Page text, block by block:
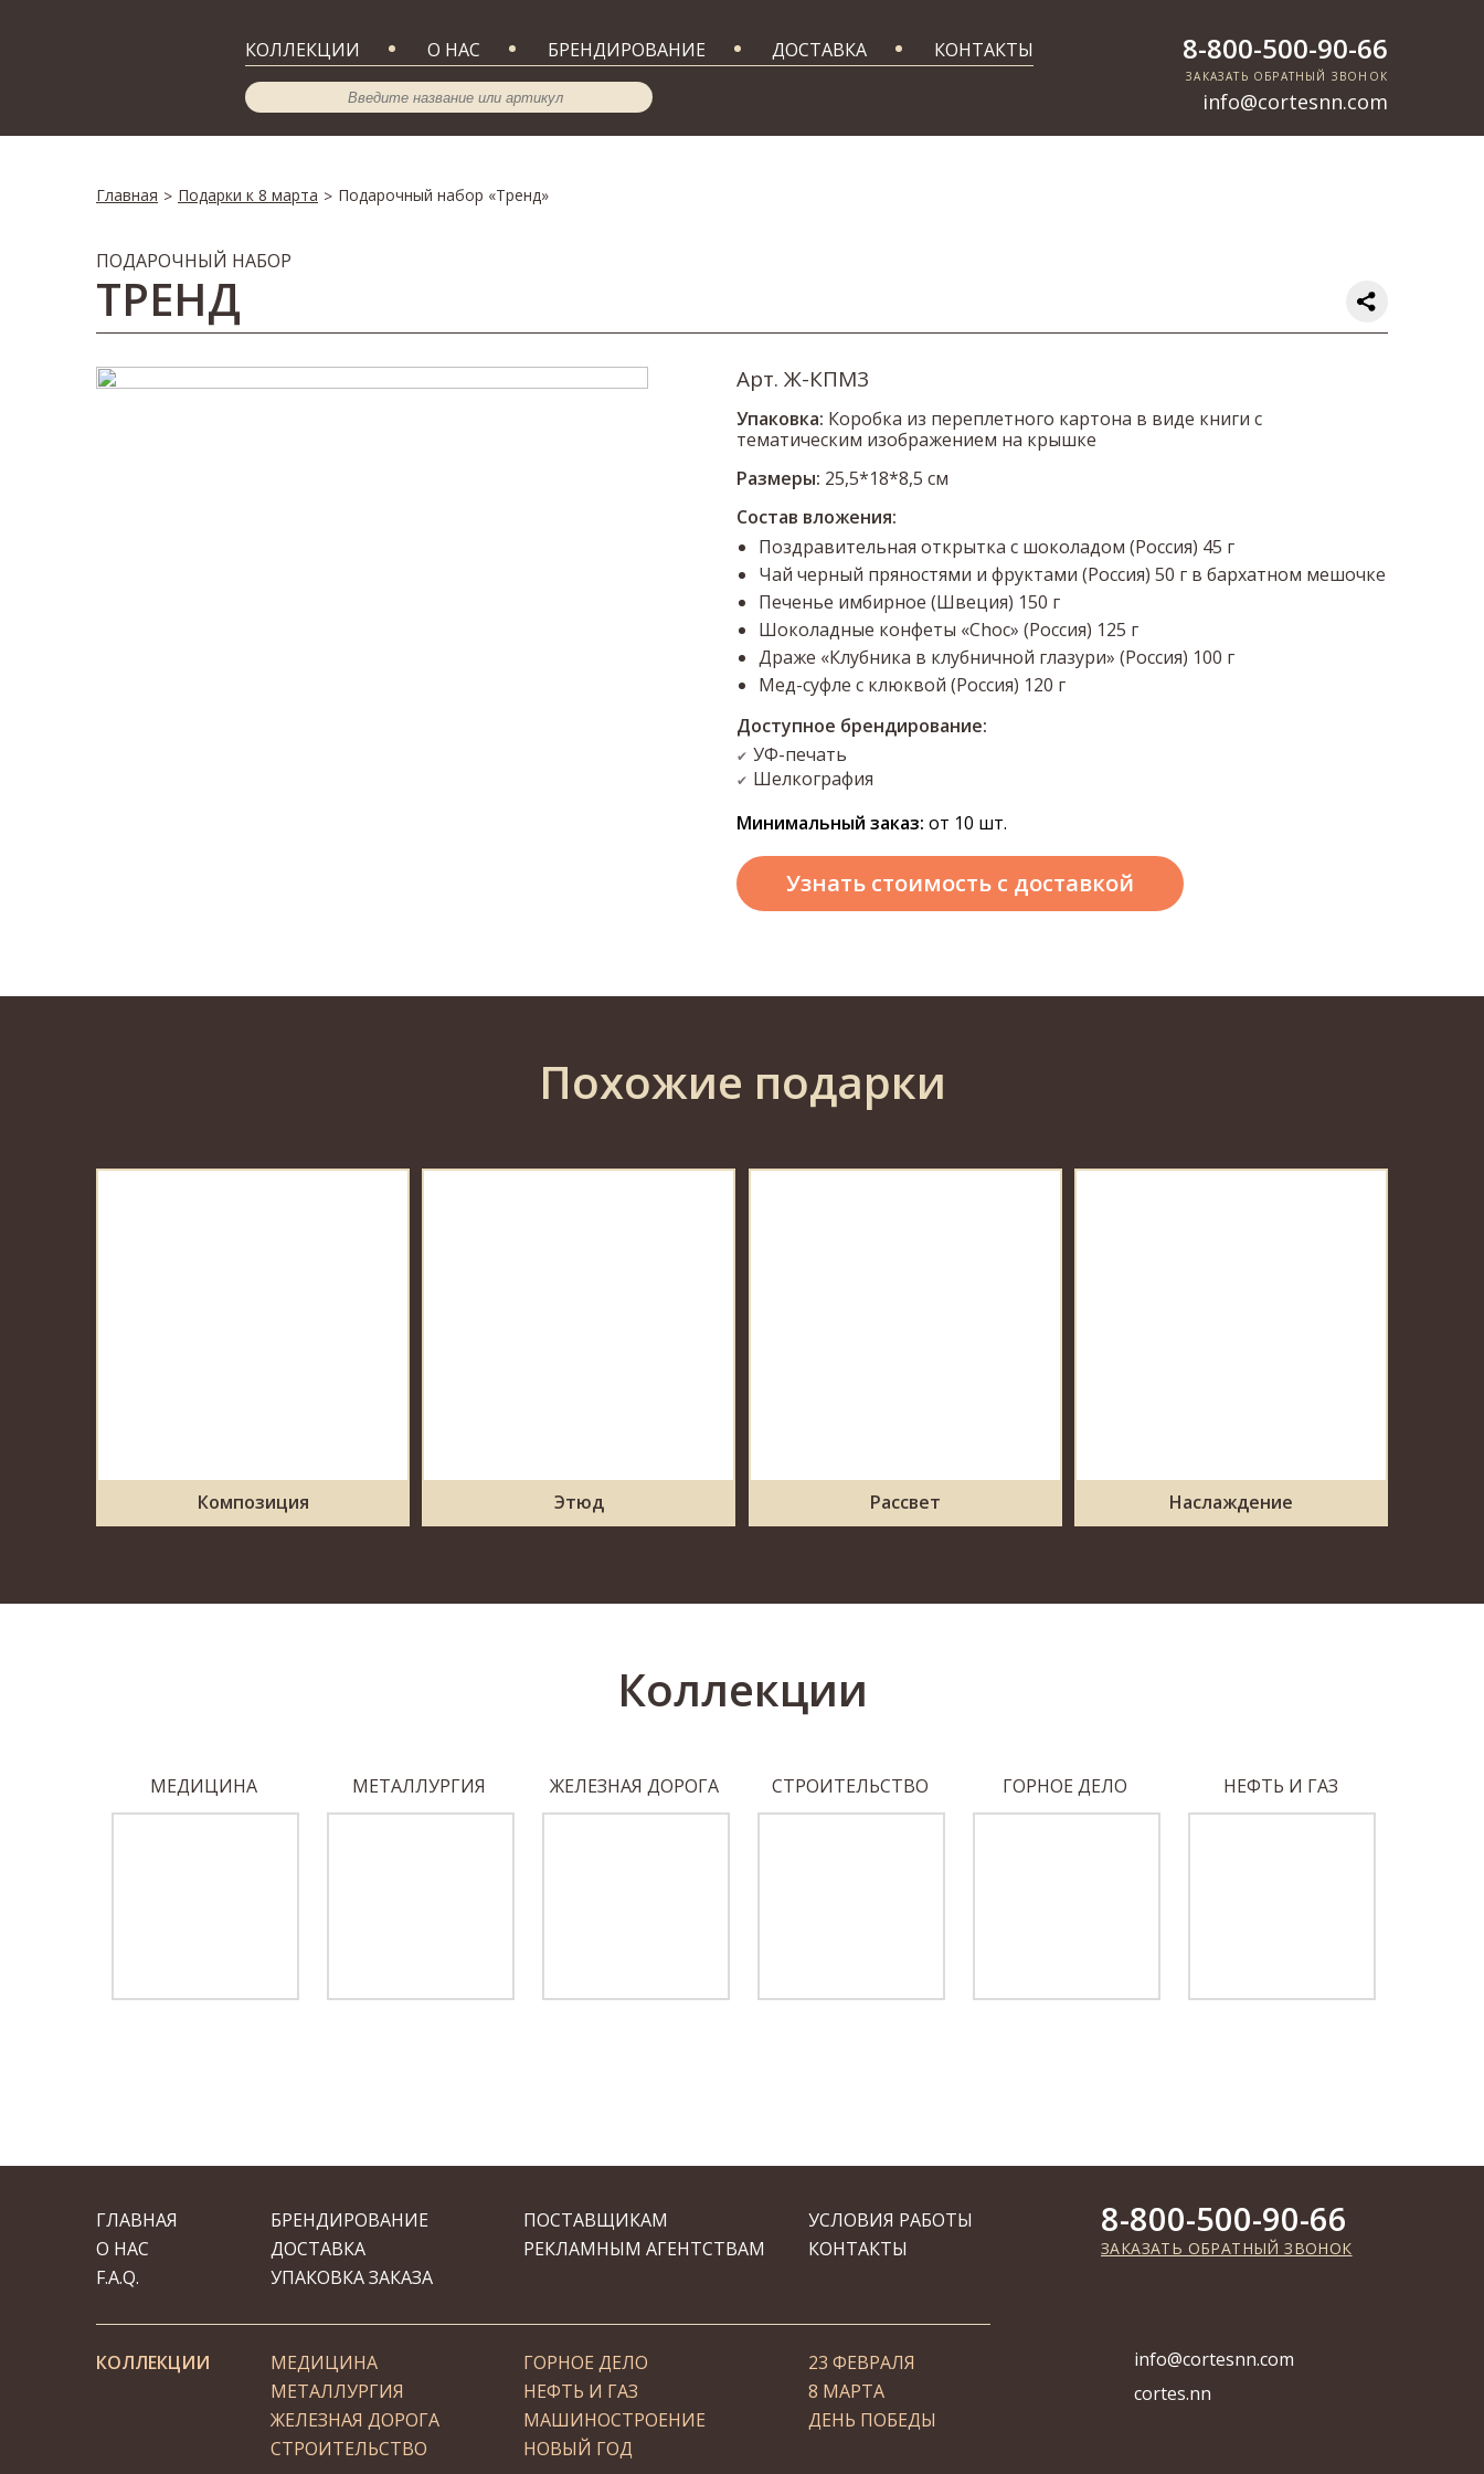
КОЛЛЕКЦИИ О НАС БРЕНДИРОВАНИЕ ДОСТАВКА КОНТАКТЫ 8-800-500-90-66
ЗАКАЗАТЬ ОБРАТНЫЙ ЗВОНОК
info@cortesnn.com
Главная > Подарки к 8 марта > Подарочный набор «Тренд»
ПОДАРОЧНЫЙ НАБОР
ТРЕНД
Арт. Ж-КПМ3
Упаковка: Коробка из переплетного картона в виде книги с
тематическим изображением на крышке
Размеры: 25,5*18*8,5 см
Состав вложения:
Поздравительная открытка с шоколадом (Россия) 45 г
Чай черный пряностями и фруктами (Россия) 50 г в бархатном мешочке
Печенье имбирное (Швеция) 150 г
Шоколадные конфеты «Сhoc» (Россия) 125 г
Драже «Клубника в клубничной глазури» (Россия) 100 г
Мед-суфле с клюквой (Россия) 120 г
Доступное брендирование:
✔ УФ-печать
✔ Шелкография
Минимальный заказ: от 10 шт.
Узнать стоимость с доставкой
Похожие подарки
Композиция Этюд Рассвет Наслаждение
Коллекции
МЕДИЦИНА МЕТАЛЛУРГИЯ ЖЕЛЕЗНАЯ ДОРОГА СТРОИТЕЛЬСТВО ГОРНОЕ ДЕЛО НЕФТЬ И ГАЗ
ГЛАВНАЯ
О НАС
F.A.Q.
БРЕНДИРОВАНИЕ
ДОСТАВКА
УПАКОВКА ЗАКАЗА
ПОСТАВЩИКАМ
РЕКЛАМНЫМ АГЕНТСТВАМ
УСЛОВИЯ РАБОТЫ
КОНТАКТЫ
КОЛЛЕКЦИИ
МЕДИЦИНА
МЕТАЛЛУРГИЯ
ЖЕЛЕЗНАЯ ДОРОГА
СТРОИТЕЛЬСТВО
ГОРНОЕ ДЕЛО
НЕФТЬ И ГАЗ
МАШИНОСТРОЕНИЕ
НОВЫЙ ГОД
23 ФЕВРАЛЯ
8 МАРТА
ДЕНЬ ПОБЕДЫ
8-800-500-90-66
ЗАКАЗАТЬ ОБРАТНЫЙ ЗВОНОК
info@cortesnn.com
cortes.nn